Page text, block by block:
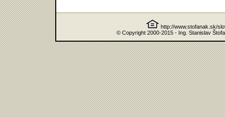
http://www.stofanak.sk/
© Copyright 2000-2015 - Ing. Stanislav